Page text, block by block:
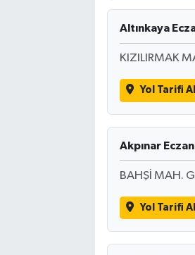
Altınkaya
KIZILIRMAK
Yol Tarifi Al
Akpınar
BAHŞİ MAH.
Yol Tarifi Al